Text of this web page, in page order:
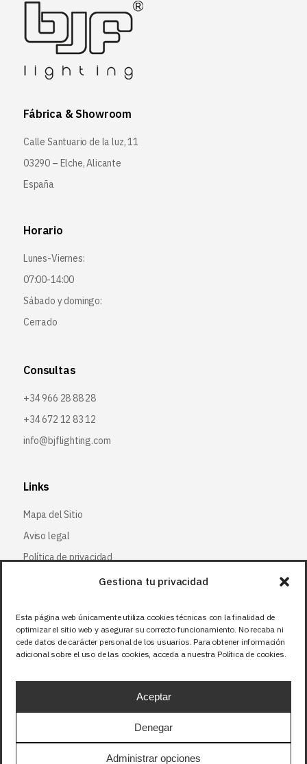
Gestiona tu privacidad
Esta página web únicamente utiliza cookies técnicas con la finalidad de
optimizar el sitio web y asegurar su correcto funcionamiento. No recaba ni
cede datos de carácter personal de los usuarios. Para obtener información
adicional sobre el uso de las cookies, acceda a nuestra Política de cookies.
Aceptar
Denegar
Administrar opciones
Fábrica & Showroom
Calle Santuario de la luz, 11
03290 – Elche, Alicante
España
Horario
Lunes-Viernes:
07:00-14:00
Sábado y domingo:
Cerrado
Consultas
+34 966 28 88 28
+34 672 12 83 12
info@bjflighting.com
Links
Mapa del Sitio
Aviso legal
Política de privacidad
Política de cookies
Síguenos
Facebook
LinkedIn